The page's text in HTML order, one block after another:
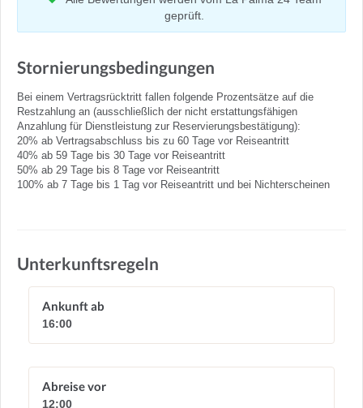
geprüft.
Stornierungsbedingungen
Bei einem Vertragsrücktritt fallen folgende Prozentsätze auf die
Restzahlung an (ausschließlich der nicht erstattungsfähigen
Anzahlung für Dienstleistung zur Reservierungsbestätigung):
20% ab Vertragsabschluss bis zu 60 Tage vor Reiseantritt
40% ab 59 Tage bis 30 Tage vor Reiseantritt
50% ab 29 Tage bis 8 Tage vor Reiseantritt
100% ab 7 Tage bis 1 Tag vor Reiseantritt und bei Nichterscheinen
Unterkunftsregeln
Ankunft ab
16:00
Abreise vor
12:00